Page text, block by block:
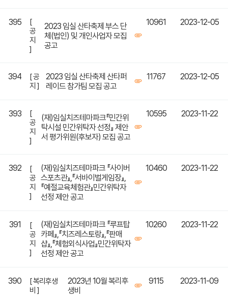
395
[
공
지
]
2023 임실 산타축제 부스 단
체(법인) 및 개인사업자 모집
공고
10961 2023-12-05
394
[ 공
지 ]
2023 임실 산타축제 산타퍼
레이드 참가팀 모집 공고
11767 2023-12-05
393
[
공
지
]
(재)임실치즈테마파크『민간위
탁시설 민간위탁자 선정』 제안
서 평가위원(후보자) 모집 공고
10595 2023-11-22
392
[
공
지
]
(재)임실치즈테마파크 『사이버
스포츠관』,『서바이벌게임장』,
『예절교육체험관』민간위탁자
선정 제안 공고
10460 2023-11-22
391
[
공
지
]
(재)임실치즈테마파크 『루프탑
카페』,『치즈레스토랑』,『판매
샵』,『체험외식사업』민간위탁자
선정 제안 공고
10260 2023-11-22
390
[ 복리후생
비 ]
2023년 10월 복리후
생비
9115 2023-11-09